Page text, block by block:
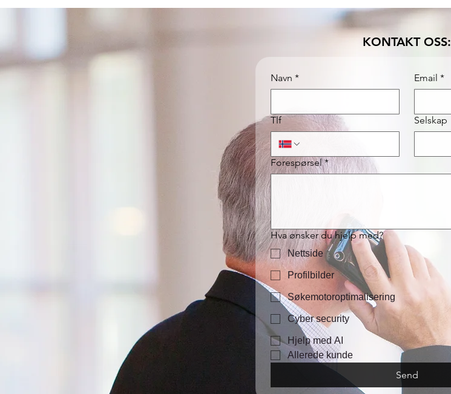
KONTAKT OSS:
Navn * Email *
Tlf Selskap
Forespørsel *
Hva ønsker du hjelp med?
Nettside
Profilbilder
Søkemotoroptimalisering
Cyber security
Hjelp med AI
Allerede kunde
Send